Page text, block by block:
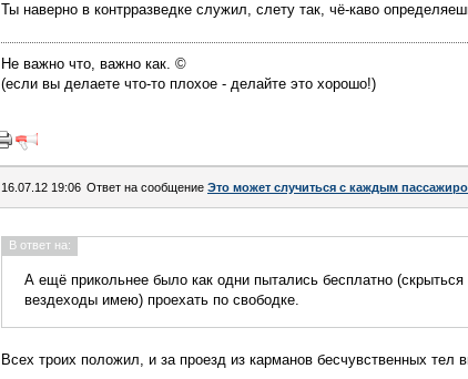
Ты наверно в контрразведке служил, слету так, чё-каво
Не важно что, важно как. ©
(если вы делаете что-то плохое - делайте это хорошо!)
16.07.12 19:06 Ответ на сообщение Это может случиться с каждым
В ответ на:
А ещё прикольнее было как одни пытались бесплатно
вездеходы имею) проехать по свободке.
Всех троих положил, и за проезд из карманов бесчувственных тел